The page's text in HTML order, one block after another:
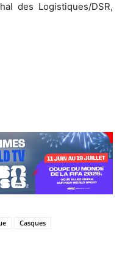
des Logistiques/DSR,
Casques